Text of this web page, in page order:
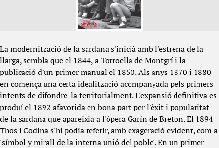
La modernització de la sardana s'inicià amb l'estrena de la
llarga, sembla que el 1844, a Torroella de Montgrí i la
publicació d'un primer manual el 1850. Als anys 1870 i 1880
en comença una certa idealització acompanyada pels primers
intents de difondre-la territorialment. L'expansió definitiva es
produí el 1892 afavorida en bona part per l'èxit i popularitat
de la sardana que apareixia a l'òpera Garín de Breton. El 1894
Thos i Codina s'hi podia referir, amb exageració evident, com a
'símbol y mirall de la interna unió del poble'. En un primer